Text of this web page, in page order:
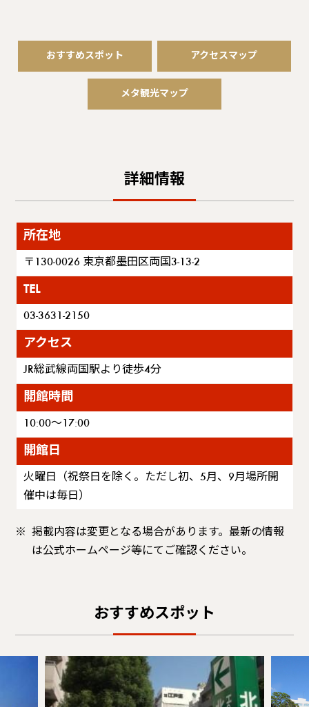
おすすめスポット アクセスマップ
メタ観光マップ
詳細情報
所在地
〒130-0026 東京都墨田区両国3-13-2
TEL
03-3631-2150
アクセス
JR総武線両国駅より徒歩4分
開館時間
10:00〜17:00
開館日
火曜日（祝祭日を除く。ただし初、5月、9月場所開
催中は毎日）
掲載内容は変更となる場合があります。最新の情報
は公式ホームページ等にてご確認ください。
おすすめスポット